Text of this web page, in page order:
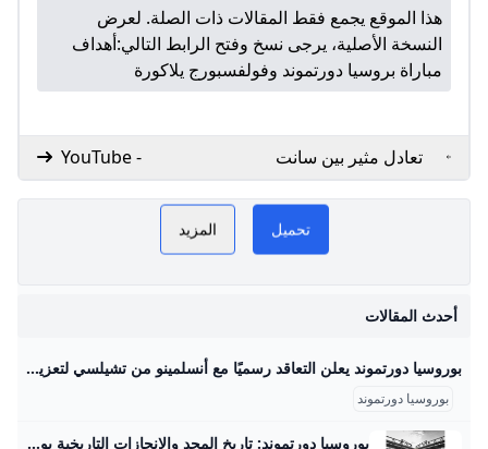
هذا الموقع يجمع فقط المقالات ذات الصلة. لعرض
النسخة الأصلية، يرجى نسخ وفتح الرابط التالي:أهداف
مباراة بروسيا دورتموند وفولفسبورج يلاكورة
تعادل مثير بين سانت
باولي ضد دورتموند 3-3
في الدوري الألماني -
اليوم السابع
- YouTube
تحميل المزيد
أحدث المقالات
بوروسيا دورتموند يعلن التعاقد رسميًا مع أنسلمينو من تشيلسي لتعزيز الدفاع - محتوى بلس أعلن نادي بوروسيا دورتموند عن ضم المدافع الأرجنتيني أرون أنسلمينو قادمًا من تشيلسي خلال فترة الانتقالات الصيفية الحالية، حيث جاء التعاقد على سبيل الإعارة لمدة Byأحمد سيدUpdated on
بوروسيا دورتموند
بوروسيا دورتموند: تاريخ المجد والإنجازات التاريخية بوروسيا دورتموند هو واحد من أعرق وأشهر الأندية في تاريخ كرة القدم الألمانية والعالمية، حيث تأسس في 19 ديسمبر 1909 بمدينة دورتموند الألمانية، وهو النادي الذي يحمل ألوان الأصفر والأسود. يتميز الفريق بتاريخ حافل بالإنجازات المحلية والقارية، ويرتبط اسمه بتاريخ عريق من المنافسات والألقاب التي حققها عبر أكثر من قرن من الزمن، بالإضافة إلى قاعدة جماهيرية ضخمة تعادل أكثر من 100 ألف عضو رسمياً، ويشتهر ملعبه “سيجنال إيدونا بارك” الذي يتسع لنحو 81,264 متفرج والذي يعد من أكبر وأفضل الملاعب في أوروبا، ويعرف المدرج الشهير “الجدار الأصفر” باعتباره واحدًا من أكثر المدرجات حماسًا في كرة القدم العالمية.